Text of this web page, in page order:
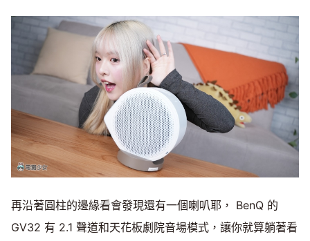
再沿著圓柱的邊緣看會發現還有一個喇叭耶， BenQ 的
GV32 有 2.1 聲道和天花板劇院音場模式，讓你就算躺著看